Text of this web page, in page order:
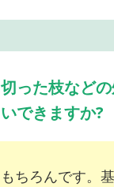
切った枝など
いできますか?
もちろんです。